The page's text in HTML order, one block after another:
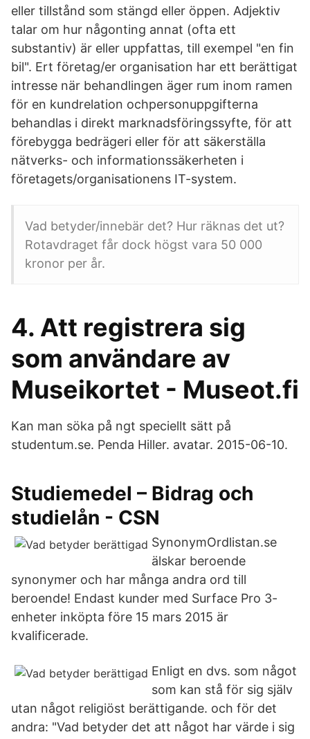
eller tillstånd som stängd eller öppen. Adjektiv
talar om hur någonting annat (ofta ett
substantiv) är eller uppfattas, till exempel "en fin
bil". Ert företag/er organisation har ett berättigat
intresse när behandlingen äger rum inom ramen
för en kundrelation ochpersonuppgifterna
behandlas i direkt marknadsföringssyfte, för att
förebygga bedrägeri eller för att säkerställa
nätverks- och informationssäkerheten i
företagets/organisationens IT-system.
Vad betyder/innebär det? Hur räknas det ut?
Rotavdraget får dock högst vara 50 000
kronor per år.
4. Att registrera sig
som användare av
Museikortet - Museot.fi
Kan man söka på ngt speciellt sätt på
studentum.se. Penda Hiller. avatar. 2015-06-10.
Studiemedel – Bidrag och
studielån - CSN
SynonymOrdlistan.se
älskar beroende
synonymer och har många andra ord till
beroende! Endast kunder med Surface Pro 3-
enheter inköpta före 15 mars 2015 är
kvalificerade.
Enligt en dvs. som något
som kan stå för sig själv
utan något religiöst berättigande. och för det
andra: "Vad betyder det att något har värde i sig